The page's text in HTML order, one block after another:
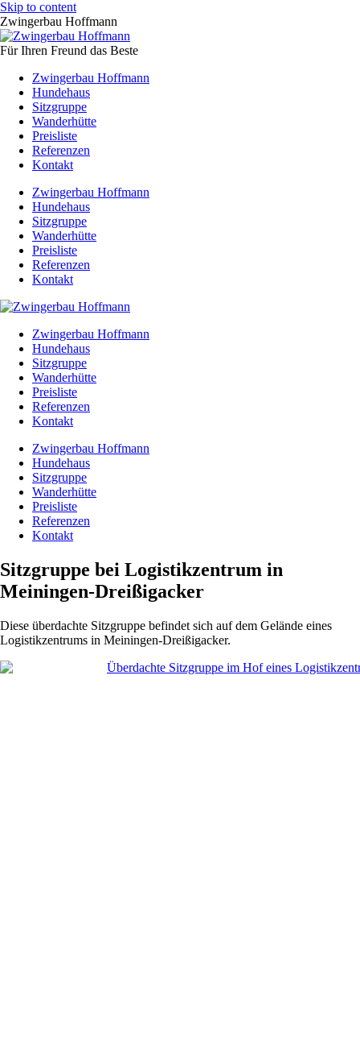
Skip to content
Zwingerbau Hoffmann
Für Ihren Freund das Beste
Zwingerbau Hoffmann
Hundehaus
Sitzgruppe
Wanderhütte
Preisliste
Referenzen
Kontakt
Zwingerbau Hoffmann
Hundehaus
Sitzgruppe
Wanderhütte
Preisliste
Referenzen
Kontakt
Zwingerbau Hoffmann
Hundehaus
Sitzgruppe
Wanderhütte
Preisliste
Referenzen
Kontakt
Zwingerbau Hoffmann
Hundehaus
Sitzgruppe
Wanderhütte
Preisliste
Referenzen
Kontakt
Sitzgruppe bei Logistikzentrum in
Meiningen-Dreißigacker
Diese überdachte Sitzgruppe befindet sich auf dem Gelände eines
Logistikzentrums in Meiningen-Dreißigacker.